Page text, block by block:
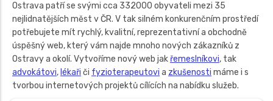
Ostrava patří se svými cca 332000 obyvateli mezi 35
nejlidnatějších měst v ČR. V tak silném konkurenčním prostředí
potřebujete mít rychlý, kvalitní, reprezentativní a obchodně
úspěšný web, který vám najde mnoho nových zákazníků z
Ostravy a okolí. Vytvoříme nový web jak řemeslníkovi, tak
advokátovi, lékaři či fyzioterapeutovi a zkušenosti máme i s
tvorbou internetových projektů cílících na nabídku služeb.